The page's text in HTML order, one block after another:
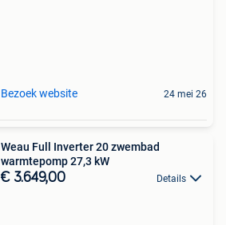
Bezoek website 24 mei 26
Weau Full Inverter 20 zwembad
warmtepomp 27,3 kW
€ 3.649,00 Details